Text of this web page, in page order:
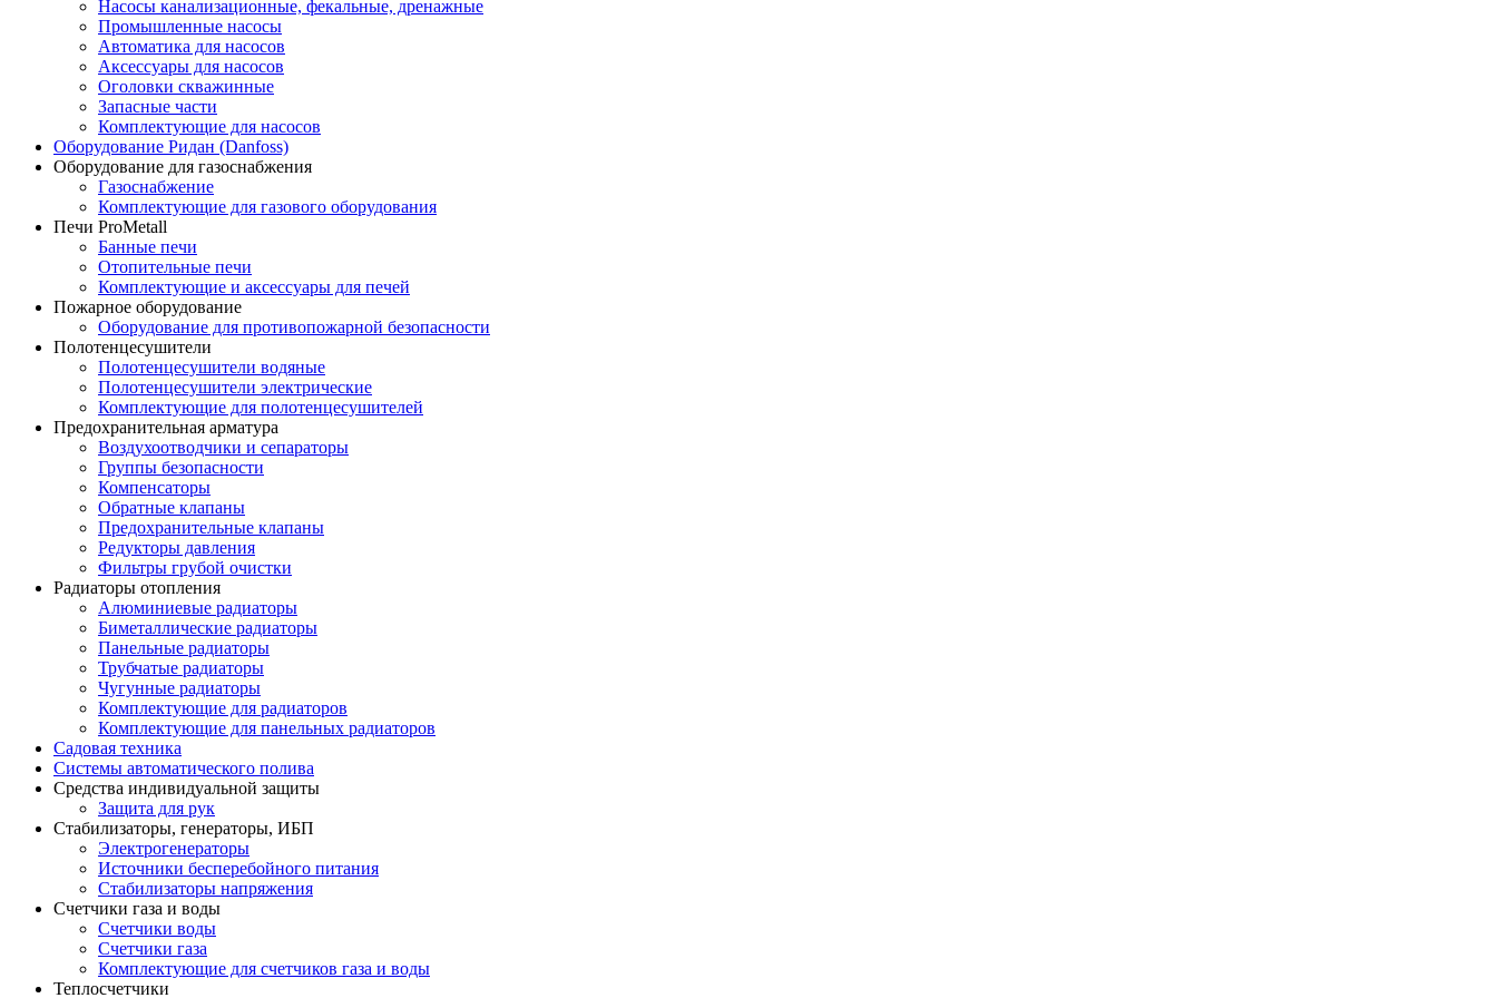
Насосы канализационные, фекальные, дренажные
Промышленные насосы
Автоматика для насосов
Аксессуары для насосов
Оголовки скважинные
Запасные части
Комплектующие для насосов
Оборудование Ридан (Danfoss)
Оборудование для газоснабжения
Газоснабжение
Комплектующие для газового оборудования
Печи ProMetall
Банные печи
Отопительные печи
Комплектующие и аксессуары для печей
Пожарное оборудование
Оборудование для противопожарной безопасности
Полотенцесушители
Полотенцесушители водяные
Полотенцесушители электрические
Комплектующие для полотенцесушителей
Предохранительная арматура
Воздухоотводчики и сепараторы
Группы безопасности
Компенсаторы
Обратные клапаны
Предохранительные клапаны
Редукторы давления
Фильтры грубой очистки
Радиаторы отопления
Алюминиевые радиаторы
Биметаллические радиаторы
Панельные радиаторы
Трубчатые радиаторы
Чугунные радиаторы
Комплектующие для радиаторов
Комплектующие для панельных радиаторов
Садовая техника
Системы автоматического полива
Средства индивидуальной защиты
Защита для рук
Стабилизаторы, генераторы, ИБП
Электрогенераторы
Источники бесперебойного питания
Стабилизаторы напряжения
Счетчики газа и воды
Счетчики воды
Счетчики газа
Комплектующие для счетчиков газа и воды
Теплосчетчики